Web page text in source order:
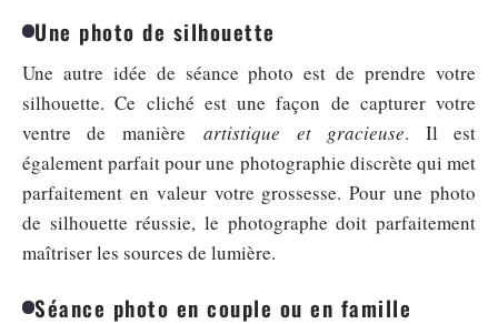
Une photo de silhouette
Une autre idée de séance photo est de prendre votre
silhouette. Ce cliché est une façon de capturer votre
ventre de manièreartistique et gracieuse. Il est
également parfait pour une photographie discrète qui met
parfaitement en valeur votre grossesse. Pour une photo
de silhouette réussie, le photographe doit parfaitement
maîtriser les sources de lumière.
Séance photo en couple ou en famille